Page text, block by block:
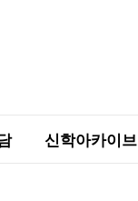
신학아카이브